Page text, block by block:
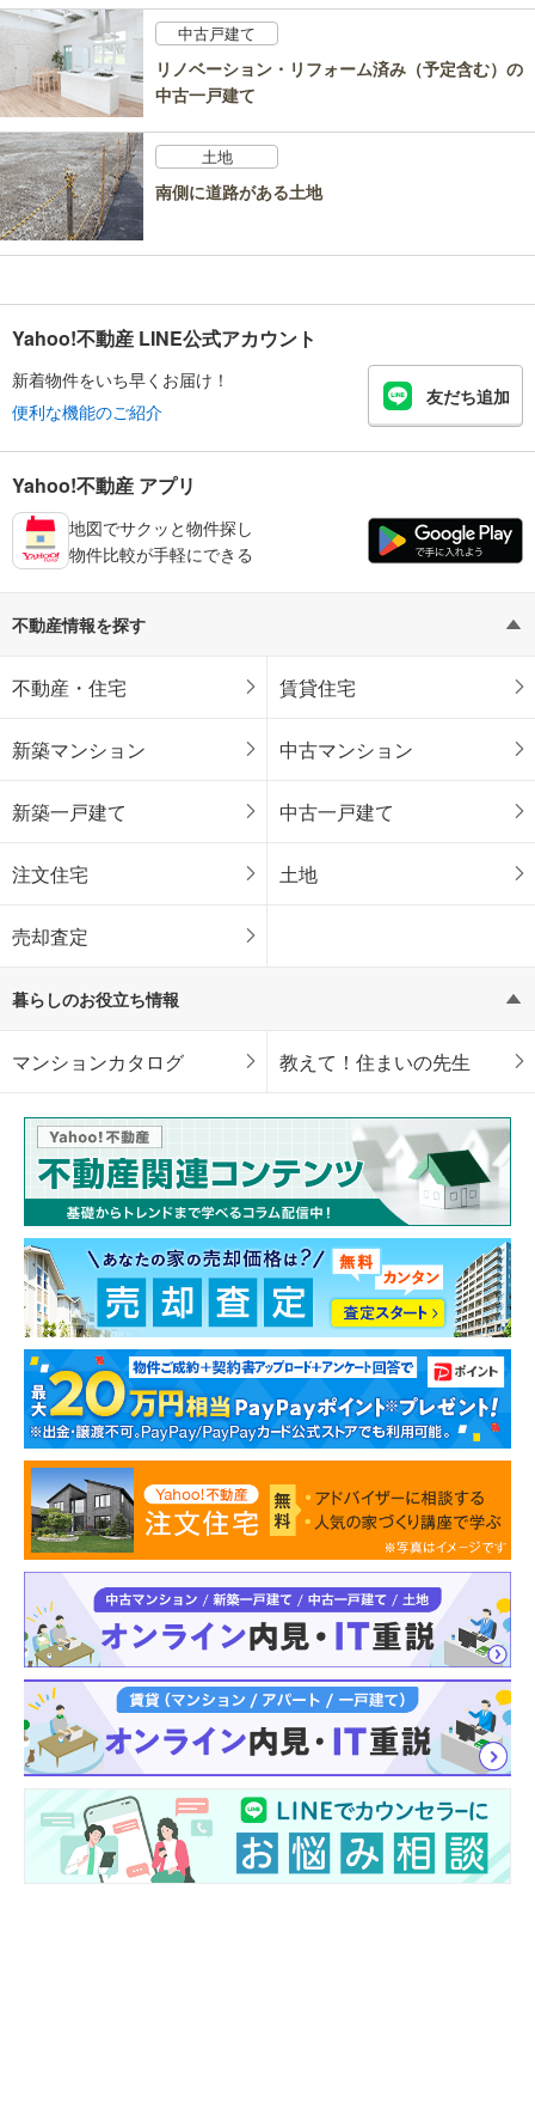
中古戸建て
リノベーション・リフォーム済み（予定含む）の
中古一戸建て
土地
南側に道路がある土地
Yahoo!不動産 LINE公式アカウント
新着物件をいち早くお届け！
便利な機能のご紹介
友だち追加
Yahoo!不動産 アプリ
地図でサクッと物件探し
物件比較が手軽にできる
不動産情報を探す
不動産・住宅 賃貸住宅
新築マンション 中古マンション
新築一戸建て 中古一戸建て
注文住宅 土地
売却査定
暮らしのお役立ち情報
マンションカタログ 教えて！住まいの先生